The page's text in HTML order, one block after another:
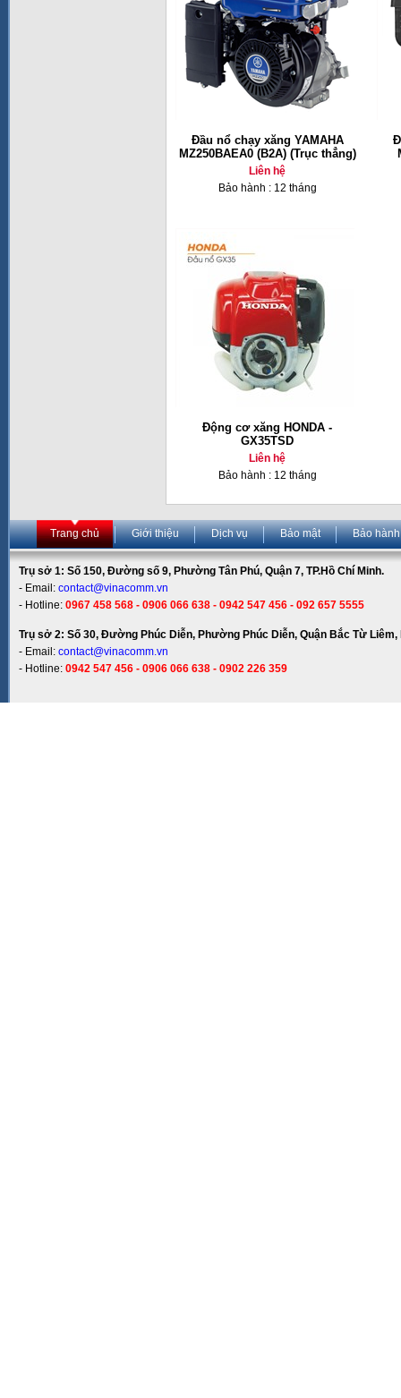
Đầu nổ chạy xăng YAMAHA
MZ250BAEA0 (B2A) (Trục thẳng)
Liên hệ
Bảo hành : 12 tháng
Động cơ xăng HONDA -
GX35TSD
Liên hệ
Bảo hành : 12 tháng
Trang chủ Giới thiệu Dịch vụ Bảo mật Bảo hành
Trụ sở 1: Số 150, Đường số 9, Phường Tân Phú, Quận 7, TP.Hồ Chí Minh.
- Email: contact@vinacomm.vn
- Hotline: 0967 458 568 - 0906 066 638 - 0942 547 456 - 092 657 5555
Trụ sở 2: Số 30, Đường Phúc Diễn, Phường Phúc Diễn, Quận Bắc Từ Liêm,
- Email: contact@vinacomm.vn
- Hotline: 0942 547 456 - 0906 066 638 - 0902 226 359